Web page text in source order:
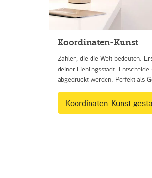
Koordinaten-Kunst
Zahlen, die die Welt bedeuten.
deiner Lieblingsstadt.
abgedruckt werden. Perfekt als
Koordinaten-Kunst